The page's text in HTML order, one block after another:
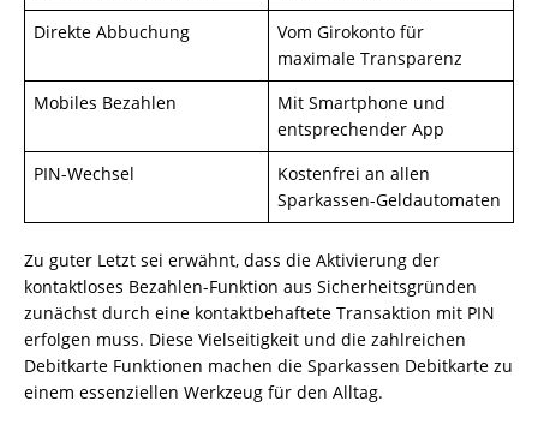
Direkte Abbuchung
Vom Girokonto für
maximale Transparenz
Mobiles Bezahlen
Mit Smartphone und
entsprechender App
PIN-Wechsel
Kostenfrei an allen
Sparkassen-Geldautomaten
Zu guter Letzt sei erwähnt, dass die Aktivierung der
kontaktloses Bezahlen-Funktion aus Sicherheitsgründen
zunächst durch eine kontaktbehaftete Transaktion mit PIN
erfolgen muss. Diese Vielseitigkeit und die zahlreichen
Debitkarte Funktionen machen die Sparkassen Debitkarte zu
einem essenziellen Werkzeug für den Alltag.